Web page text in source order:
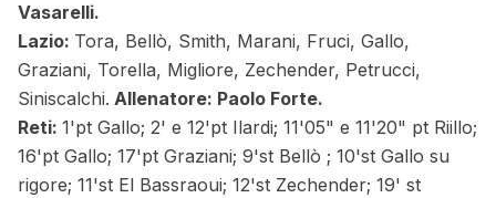
Vasarelli.
Lazio: Tora, Bellò, Smith, Marani, Fruci, Gallo,
Graziani, Torella, Migliore, Zechender, Petrucci,
Siniscalchi. Allenatore: Paolo Forte.
Reti: 1'pt Gallo; 2' e 12'pt Ilardi; 11'05" e 11'20" pt Riillo;
16'pt Gallo; 17'pt Graziani; 9'st Bellò ; 10'st Gallo su
rigore; 11'st El Bassraoui; 12'st Zechender; 19' st